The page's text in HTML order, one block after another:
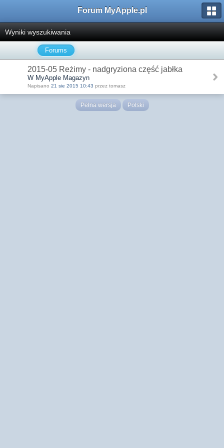
Forum MyApple.pl
Wyniki wyszukiwania
Forums
2015-05 Reżimy - nadgryziona część jabłka
W MyApple Magazyn
Napisano 21 sie 2015 10:43 przez tomasz
Pełna wersja Polski